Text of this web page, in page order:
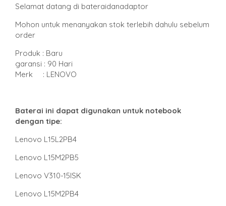
Selamat datang di bateraidanadaptor
Mohon untuk menanyakan stok terlebih dahulu sebelum
order
Produk : Baru
garansi : 90 Hari
Merk : LENOVO
Baterai ini dapat digunakan untuk notebook
dengan tipe:
Lenovo L15L2PB4
Lenovo L15M2PB5
Lenovo V310-15ISK
Lenovo L15M2PB4